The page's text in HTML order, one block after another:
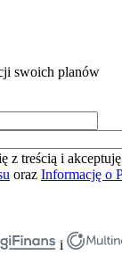
swoich planów
z treścią i
oraz Informację o
i